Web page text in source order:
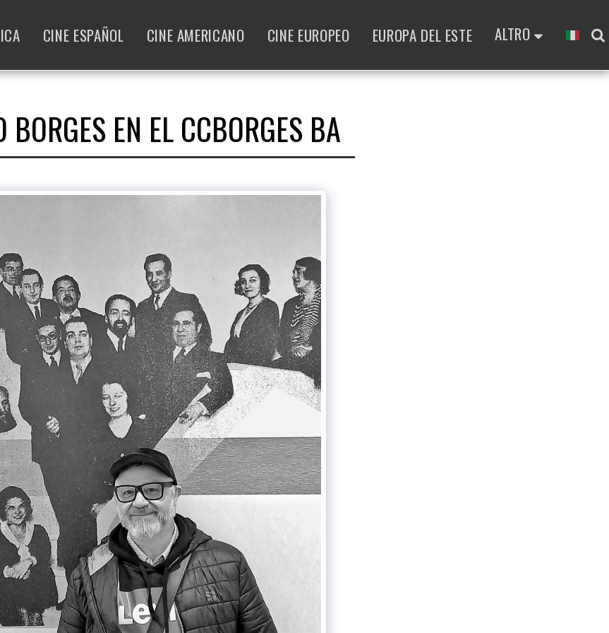
CINE ESPAÑOL CINE AMERICANO CINE EUROPEO EUROPA DEL ESTE ALTRO
BORGES EN EL CCBORGES BA